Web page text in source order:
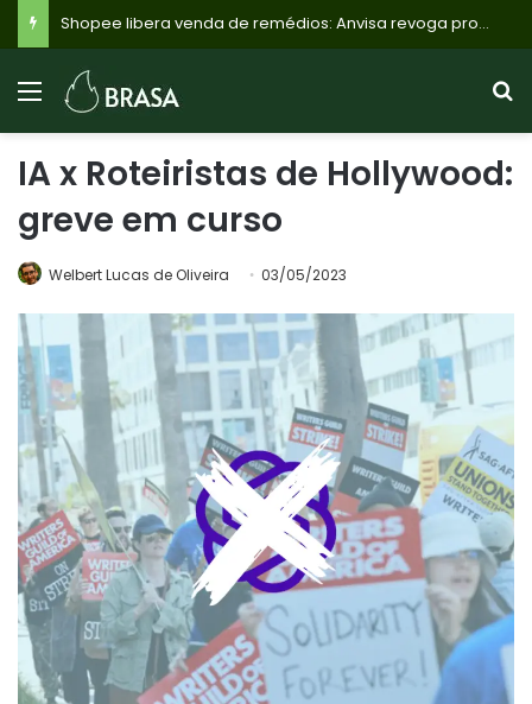
Shopee libera venda de remédios: Anvisa revoga proibição e farmácias ganham novo canal de vendas online
IA x Roteiristas de Hollywood:
greve em curso
Welbert Lucas de Oliveira 03/05/2023